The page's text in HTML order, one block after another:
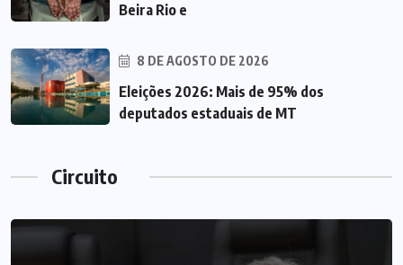
Beira Rio e
8 DE AGOSTO DE 2026
Eleições 2026: Mais de 95% dos
deputados estaduais de MT
Circuito